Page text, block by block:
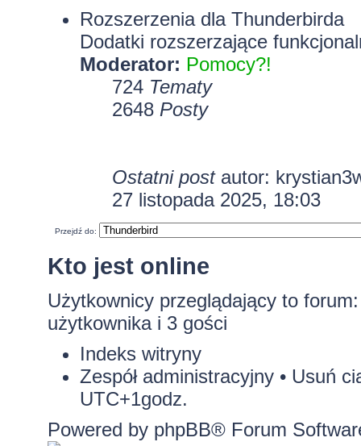
Rozszerzenia dla Thunderbirda
Dodatki rozszerzające
Moderator: Pomocy?!
724 Tematy
2648 Posty
Ostatni postautor:
27 listopada 2025, 18:03
Przejdź do:
Kto jest online
Użytkownicy przeglądający to
użytkownika i 3 gości
Indeks witryny
Zespół administracyjny• Usuń
UTC+1godz.
Powered by phpBB® Forum